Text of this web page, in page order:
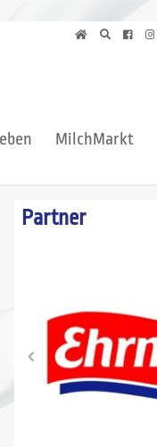
MilchMarkt
Partner